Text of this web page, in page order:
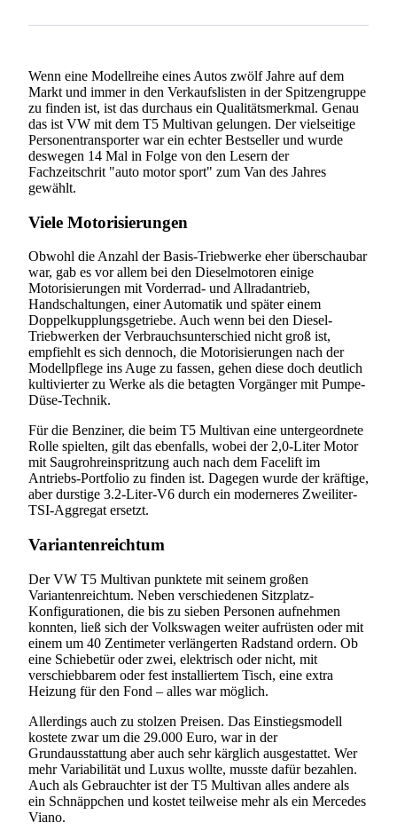
Wenn eine Modellreihe eines Autos zwölf Jahre auf dem
Markt und immer in den Verkaufslisten in der Spitzengruppe
zu finden ist, ist das durchaus ein Qualitätsmerkmal. Genau
das ist VW mit dem T5 Multivan gelungen. Der vielseitige
Personentransporter war ein echter Bestseller und wurde
deswegen 14 Mal in Folge von den Lesern der
Fachzeitschrit "auto motor sport" zum Van des Jahres
gewählt.
Viele Motorisierungen
Obwohl die Anzahl der Basis-Triebwerke eher überschaubar
war, gab es vor allem bei den Dieselmotoren einige
Motorisierungen mit Vorderrad- und Allradantrieb,
Handschaltungen, einer Automatik und später einem
Doppelkupplungsgetriebe. Auch wenn bei den Diesel-
Triebwerken der Verbrauchsunterschied nicht groß ist,
empfiehlt es sich dennoch, die Motorisierungen nach der
Modellpflege ins Auge zu fassen, gehen diese doch deutlich
kultivierter zu Werke als die betagten Vorgänger mit Pumpe-
Düse-Technik.
Für die Benziner, die beim T5 Multivan eine untergeordnete
Rolle spielten, gilt das ebenfalls, wobei der 2,0-Liter Motor
mit Saugrohreinspritzung auch nach dem Facelift im
Antriebs-Portfolio zu finden ist. Dagegen wurde der kräftige,
aber durstige 3.2-Liter-V6 durch ein moderneres Zweiliter-
TSI-Aggregat ersetzt.
Variantenreichtum
Der VW T5 Multivan punktete mit seinem großen
Variantenreichtum. Neben verschiedenen Sitzplatz-
Konfigurationen, die bis zu sieben Personen aufnehmen
konnten, ließ sich der Volkswagen weiter aufrüsten oder mit
einem um 40 Zentimeter verlängerten Radstand ordern. Ob
eine Schiebetür oder zwei, elektrisch oder nicht, mit
verschiebbarem oder fest installiertem Tisch, eine extra
Heizung für den Fond – alles war möglich.
Allerdings auch zu stolzen Preisen. Das Einstiegsmodell
kostete zwar um die 29.000 Euro, war in der
Grundausstattung aber auch sehr kärglich ausgestattet. Wer
mehr Variabilität und Luxus wollte, musste dafür bezahlen.
Auch als Gebrauchter ist der T5 Multivan alles andere als
ein Schnäppchen und kostet teilweise mehr als ein Mercedes
Viano.